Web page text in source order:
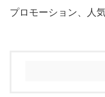
プロモーション、人